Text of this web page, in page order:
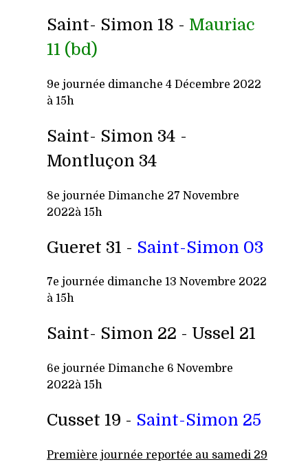
Saint- Simon 18 - Mauriac
11 (bd)
9e journée dimanche 4 Décembre 2022
à 15h
Saint- Simon 34 -
Montluçon 34
8e journée Dimanche 27 Novembre
2022à 15h
Gueret 31 - Saint-Simon 03
7e journée dimanche 13 Novembre 2022
à 15h
Saint- Simon 22 - Ussel 21
6e journée Dimanche 6 Novembre
2022à 15h
Cusset 19 - Saint-Simon 25
Première journée reportée au samedi 29